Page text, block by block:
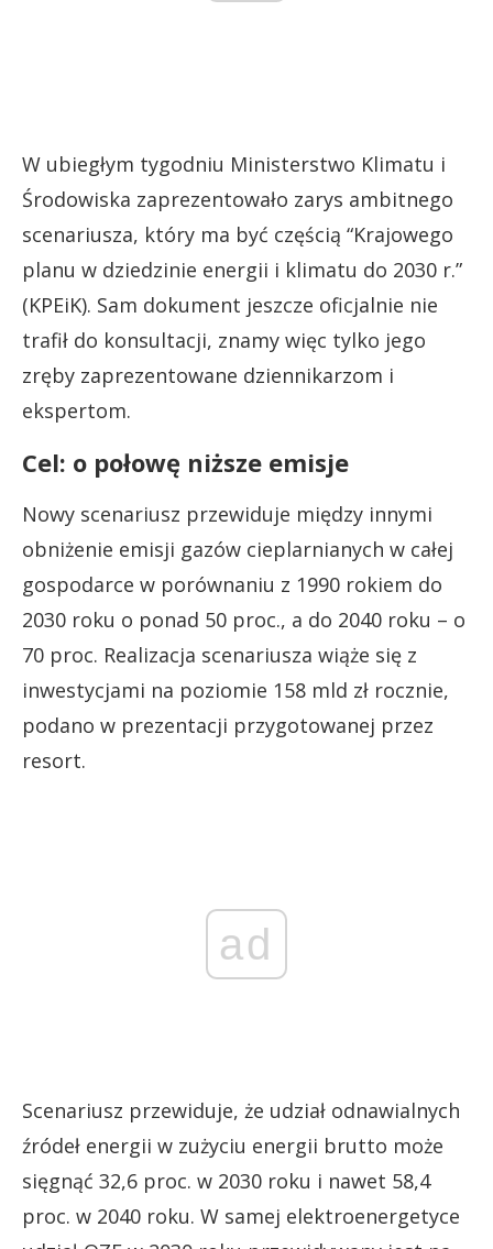
W ubiegłym tygodniu Ministerstwo Klimatu i
Środowiska zaprezentowało zarys ambitnego
scenariusza, który ma być częścią “Krajowego
planu w dziedzinie energii i klimatu do 2030 r.”
(KPEiK). Sam dokument jeszcze oficjalnie nie
trafił do konsultacji, znamy więc tylko jego
zręby zaprezentowane dziennikarzom i
ekspertom.
Cel: o połowę niższe emisje
Nowy scenariusz przewiduje między innymi
obniżenie emisji gazów cieplarnianych w całej
gospodarce w porównaniu z 1990 rokiem do
2030 roku o ponad 50 proc., a do 2040 roku – o
70 proc. Realizacja scenariusza wiąże się z
inwestycjami na poziomie 158 mld zł rocznie,
podano w prezentacji przygotowanej przez
resort.
ad
Scenariusz przewiduje, że udział odnawialnych
źródeł energii w zużyciu energii brutto może
sięgnąć 32,6 proc. w 2030 roku i nawet 58,4
proc. w 2040 roku. W samej elektroenergetyce